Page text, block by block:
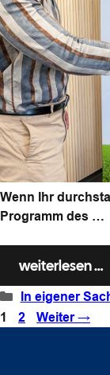
Wenn Ihr
Programm des …
weiterlesen …
Kategorien
In eigener
Seite
1 Seite
2 Weiter→